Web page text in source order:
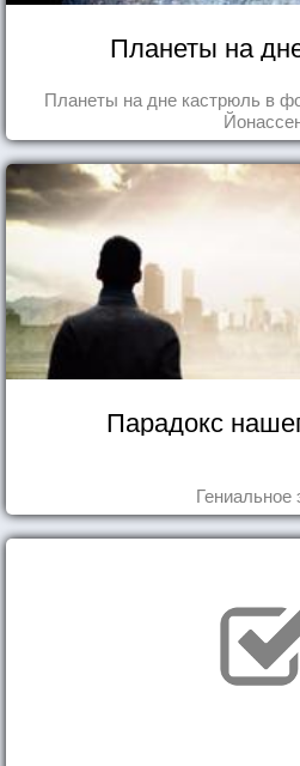
Планеты на
Планеты на дне кастрюль в
Парадокс
Гениальное